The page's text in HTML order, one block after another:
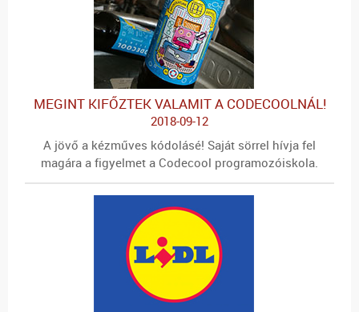
MEGINT KIFŐZTEK VALAMIT A CODECOOLNÁL!
2018-09-12
A jövő a kézműves kódolásé! Saját sörrel hívja fel
magára a figyelmet a Codecool programozóiskola.